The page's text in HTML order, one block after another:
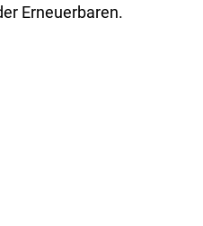
Erneuerbaren.